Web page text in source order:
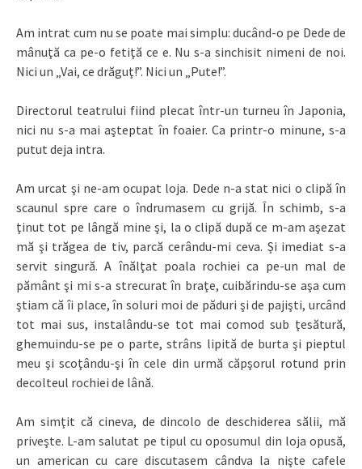
Am intrat cum nu se poate mai simplu: ducând-o pe Dede de
mânuţă ca pe-o fetiţă ce e. Nu s-a sinchisit nimeni de noi.
Nici un „Vai, ce drăguţ!”. Nici un „Pute!”.
Directorul teatrului fiind plecat într-un turneu în Japonia,
nici nu s-a mai aşteptat în foaier. Ca printr-o minune, s-a
putut deja intra.
Am urcat şi ne-am ocupat loja. Dede n-a stat nici o clipă în
scaunul spre care o îndrumasem cu grijă. În schimb, s-a
ţinut tot pe lângă mine şi, la o clipă după ce m-am aşezat
mă şi trăgea de tiv, parcă cerându-mi ceva. Şi imediat s-a
servit singură. A înălţat poala rochiei ca pe-un mal de
pământ şi mi s-a strecurat în braţe, cuibărindu-se aşa cum
ştiam că îi place, în soluri moi de păduri şi de pajişti, urcând
tot mai sus, instalându-se tot mai comod sub ţesătură,
ghemuindu-se pe o parte, strâns lipită de burta şi pieptul
meu şi scoţându-şi în cele din urmă căpşorul rotund prin
decolteul rochiei de lână.
Am simţit că cineva, de dincolo de deschiderea sălii, mă
priveşte. L-am salutat pe tipul cu oposumul din loja opusă,
un american cu care discutasem cândva la nişte cafele